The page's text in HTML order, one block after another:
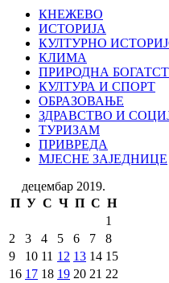
КНЕЖЕВО
ИСТОРИЈА
КУЛТУРНО
КЛИМА
ПРИРОДНА
КУЛТУРА И СПОРТ
ОБРАЗОВАЊЕ
ЗДРАВСТВО И
ТУРИЗАМ
ПРИВРЕДА
МЈЕСНЕ ЗАЈЕДНИЦЕ
децембар 2019.
П У С Ч П С Н
1
2
3 4 5 6 7
8
9
10 11 12 13 14 15
16 17 18 19 20 21 22